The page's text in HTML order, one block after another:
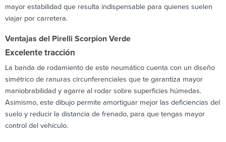
mayor estabilidad que resulta indispensable para quienes suelen
viajar por carretera.
Ventajas del Pirelli Scorpion Verde
Excelente tracción
La banda de rodamiento de este neumático cuenta con un diseño
simétrico de ranuras circunferenciales que te garantiza mayor
maniobrabilidad y agarre al rodar sobre superficies húmedas.
Asimismo, este dibujo permite amortiguar mejor las deficiencias del
suelo y reducir la distancia de frenado, para que tengas mayor
control del vehículo.